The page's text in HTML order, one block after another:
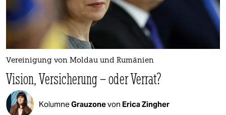
nord
wahrheit
verlag
verlag
veranstaltungen
Vereinigung von Moldau und Rumänien
Vision, Versicherung – oder Verrat?
KolumneGrauzonevon Erica Zingher